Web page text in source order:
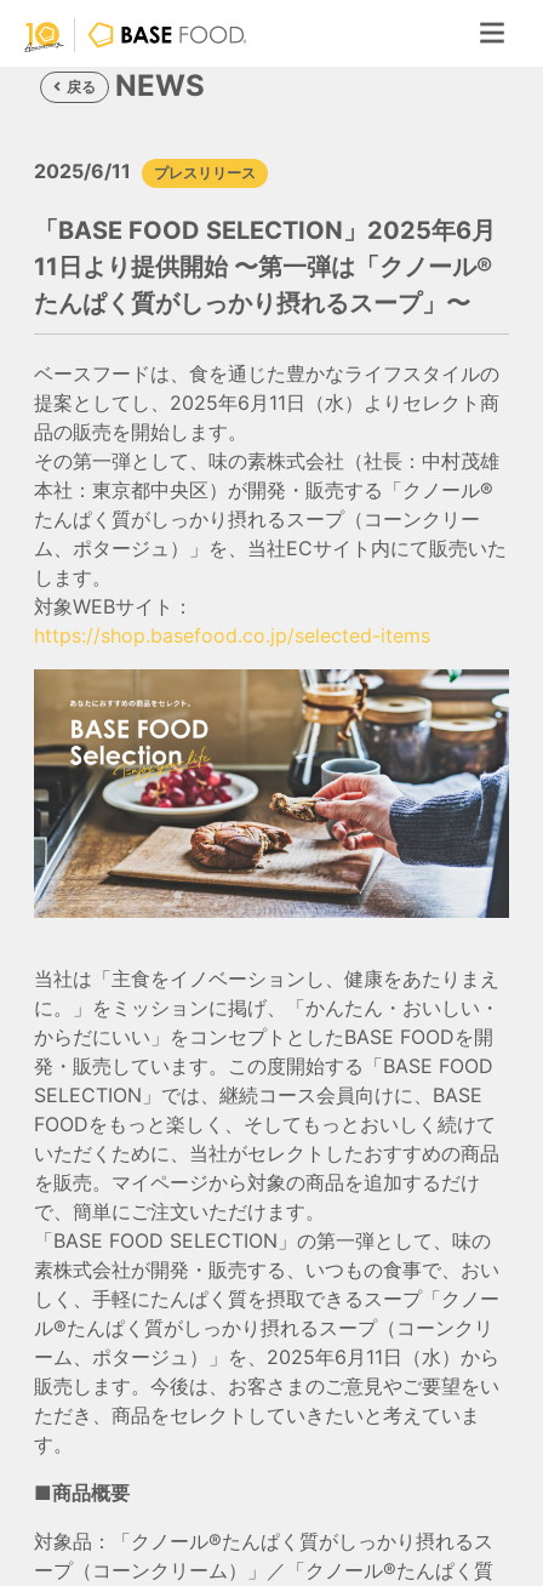
戻る NEWS
2025/6/11 プレスリリース
「BASE FOOD SELECTION」2025年6月
11日より提供開始 〜第一弾は「クノール®
たんぱく質がしっかり摂れるスープ」〜
ベースフードは、食を通じた豊かなライフスタイルの
提案としてし、2025年6月11日（水）よりセレクト商
品の販売を開始します。
その第一弾として、味の素株式会社（社長：中村茂雄
本社：東京都中央区）が開発・販売する「クノール®
たんぱく質がしっかり摂れるスープ（コーンクリー
ム、ポタージュ）」を、当社ECサイト内にて販売いた
します。
対象WEBサイト：
https://shop.basefood.co.jp/selected-items
当社は「主食をイノベーションし、健康をあたりまえ
に。」をミッションに掲げ、「かんたん・おいしい・
からだにいい」をコンセプトとしたBASE FOODを開
発・販売しています。この度開始する「BASE FOOD
SELECTION」では、継続コース会員向けに、BASE
FOODをもっと楽しく、そしてもっとおいしく続けて
いただくために、当社がセレクトしたおすすめの商品
を販売。マイページから対象の商品を追加するだけ
で、簡単にご注文いただけます。
「BASE FOOD SELECTION」の第一弾として、味の
素株式会社が開発・販売する、いつもの食事で、おい
しく、手軽にたんぱく質を摂取できるスープ「クノー
ル®たんぱく質がしっかり摂れるスープ（コーンクリ
ーム、ポタージュ）」を、2025年6月11日（水）から
販売します。今後は、お客さまのご意見やご要望をい
ただき、商品をセレクトしていきたいと考えていま
す。
■商品概要
対象品：「クノール®たんぱく質がしっかり摂れるス
ープ（コーンクリーム）」／「クノール®たんぱく質